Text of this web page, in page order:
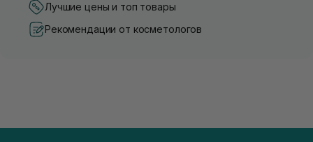
Лучшие цены и топ товары
Рекомендации от косметологов